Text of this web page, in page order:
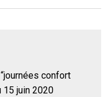
confort
15 juin 2020